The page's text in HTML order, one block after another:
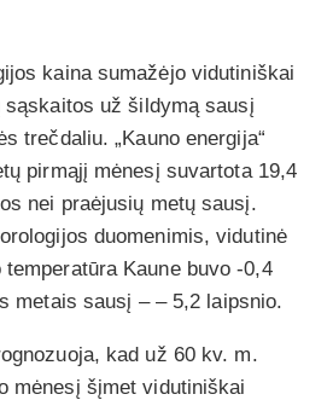
kaina sumažėjo vidutiniškai
sąskaitos už šildymą sausį
trečdaliu. „Kauno energija“
pirmąjį mėnesį suvartota 19,4
nei praėjusių metų sausį.
duomenimis, vidutinė
Kaune buvo -0,4
metais sausį – – 5,2 laipsnio.
kad už 60 kv. m.
mėnesį šįmet vidutiniškai